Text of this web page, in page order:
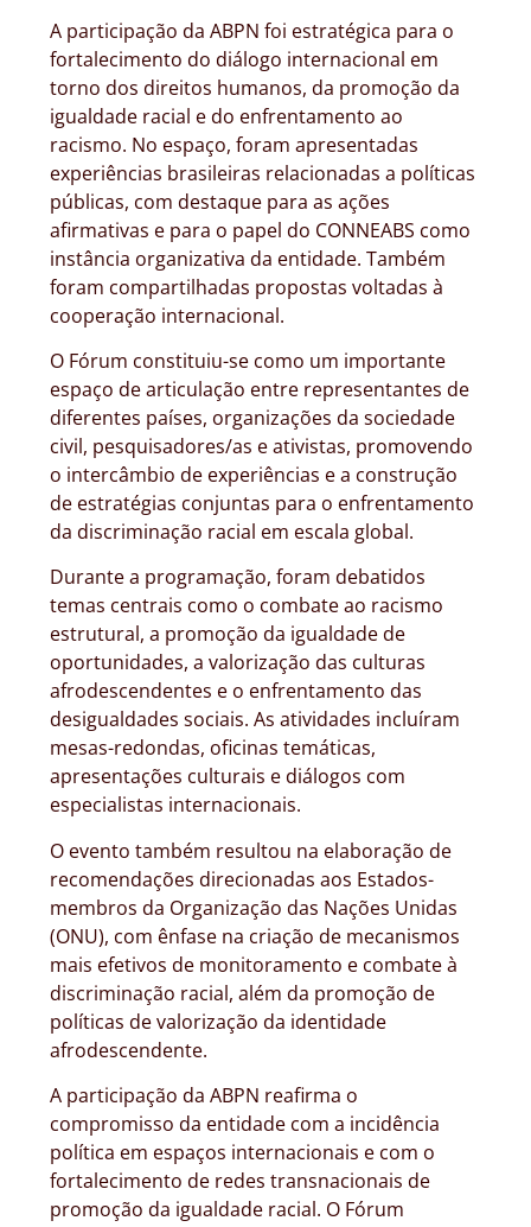
A participação da ABPN foi estratégica para o
fortalecimento do diálogo internacional em
torno dos direitos humanos, da promoção da
igualdade racial e do enfrentamento ao
racismo. No espaço, foram apresentadas
experiências brasileiras relacionadas a políticas
públicas, com destaque para as ações
afirmativas e para o papel do CONNEABS como
instância organizativa da entidade. Também
foram compartilhadas propostas voltadas à
cooperação internacional.
O Fórum constituiu-se como um importante
espaço de articulação entre representantes de
diferentes países, organizações da sociedade
civil, pesquisadores/as e ativistas, promovendo
o intercâmbio de experiências e a construção
de estratégias conjuntas para o enfrentamento
da discriminação racial em escala global.
Durante a programação, foram debatidos
temas centrais como o combate ao racismo
estrutural, a promoção da igualdade de
oportunidades, a valorização das culturas
afrodescendentes e o enfrentamento das
desigualdades sociais. As atividades incluíram
mesas-redondas, oficinas temáticas,
apresentações culturais e diálogos com
especialistas internacionais.
O evento também resultou na elaboração de
recomendações direcionadas aos Estados-
membros da Organização das Nações Unidas
(ONU), com ênfase na criação de mecanismos
mais efetivos de monitoramento e combate à
discriminação racial, além da promoção de
políticas de valorização da identidade
afrodescendente.
A participação da ABPN reafirma o
compromisso da entidade com a incidência
política em espaços internacionais e com o
fortalecimento de redes transnacionais de
promoção da igualdade racial. O Fórum